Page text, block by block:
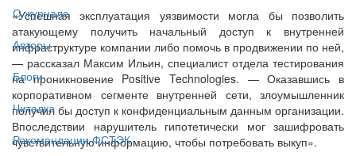
О журнале
Авторы
Блоги
Читалка
Рекомендации ФСТЭК
«Успешная эксплуатация уязвимости могла бы позволить
атакующему получить начальный доступ к внутренней
инфраструктуре компании либо помочь в продвижении по ней,
— рассказал Максим Ильин, специалист отдела тестирования
на проникновение Positive Technologies. — Оказавшись в
корпоративном сегменте внутренней сети, злоумышленник
получил бы доступ к конфиденциальным данным организации.
Впоследствии нарушитель гипотетически мог зашифровать
чувствительную информацию, чтобы потребовать выкуп».